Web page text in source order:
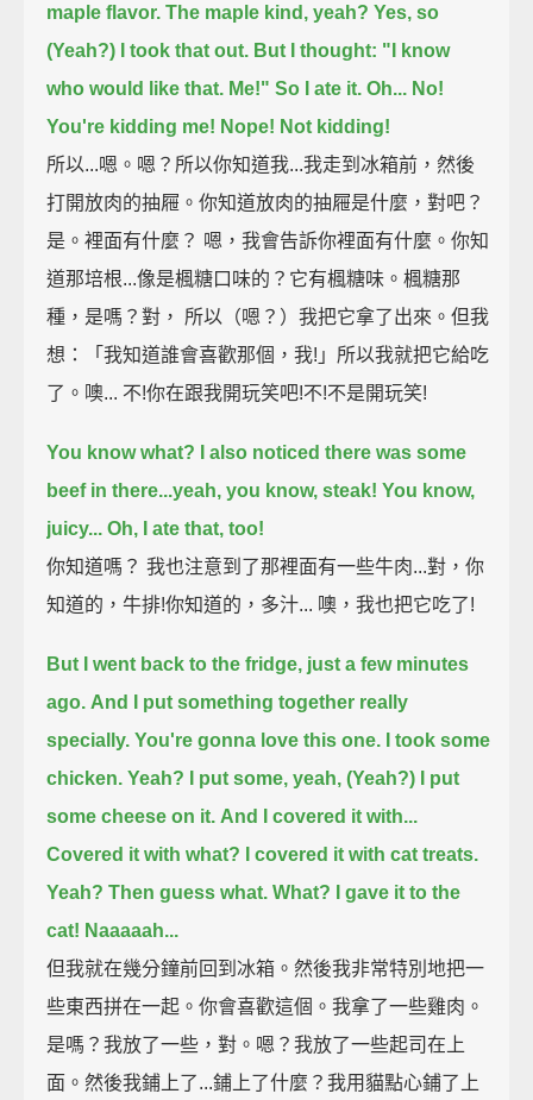
maple flavor. The maple kind, yeah? Yes, so
(Yeah?) I took that out. But I thought: "I know
who would like that. Me!" So I ate it. Oh... No!
You're kidding me! Nope! Not kidding!
所以...嗯。嗯？所以你知道我...我走到冰箱前，然後
打開放肉的抽屜。你知道放肉的抽屜是什麼，對吧？
是。裡面有什麼？ 嗯，我會告訴你裡面有什麼。你知
道那培根...像是楓糖口味的？它有楓糖味。楓糖那
種，是嗎？對， 所以（嗯？）我把它拿了出來。但我
想：「我知道誰會喜歡那個，我!」所以我就把它給吃
了。噢... 不!你在跟我開玩笑吧!不!不是開玩笑!
You know what? I also noticed there was some
beef in there...yeah, you know, steak! You know,
juicy... Oh, I ate that, too!
你知道嗎？ 我也注意到了那裡面有一些牛肉...對，你
知道的，牛排!你知道的，多汁... 噢，我也把它吃了!
But I went back to the fridge, just a few minutes
ago. And I put something together really
specially. You're gonna love this one.
I took some
chicken. Yeah? I put some, yeah, (Yeah?) I put
some cheese on it. And I covered it with...
Covered it with what? I covered it with cat treats.
Yeah? Then guess what. What? I gave it to the
cat! Naaaaah...
但我就在幾分鐘前回到冰箱。然後我非常特別地把一
些東西拼在一起。你會喜歡這個。我拿了一些雞肉。
是嗎？我放了一些，對。嗯？我放了一些起司在上
面。然後我鋪上了...鋪上了什麼？我用貓點心鋪了上